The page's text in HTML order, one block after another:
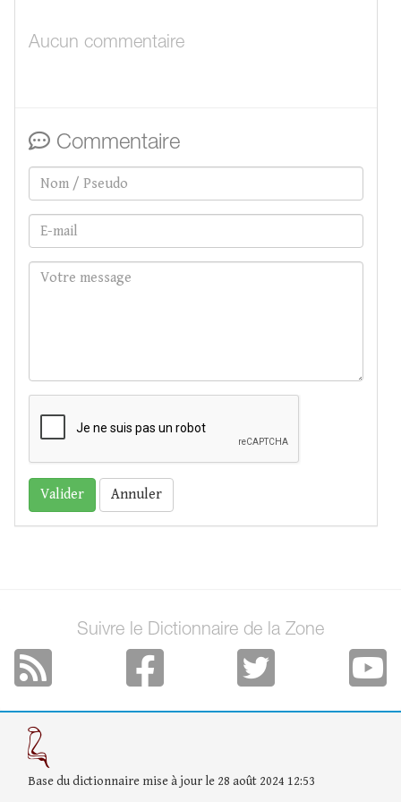
Aucun commentaire
Commentaire
Annuler
Suivre le Dictionnaire de la Zone
Base du dictionnaire mise à jour le 28 août 2024 12:53